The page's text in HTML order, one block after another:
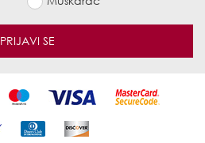
PRIJAVI SE